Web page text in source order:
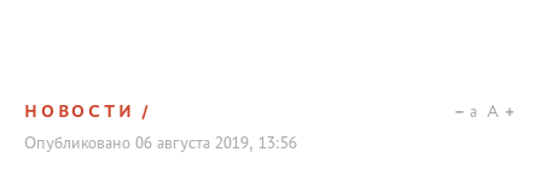
НОВОСТИ
Опубликовано 06 августа 2019, 13:56
a A